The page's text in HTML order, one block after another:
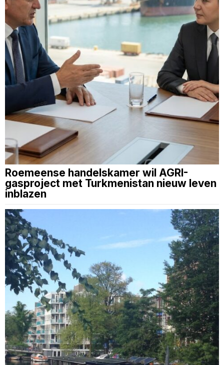
Roemeense handelskamer wil AGRI-
gasproject met Turkmenistan nieuw leven
inblazen